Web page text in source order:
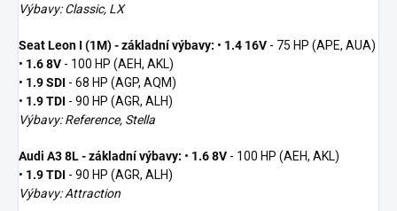
Výbavy: Classic, LX
Seat Leon I (1M) - základní výbavy: • 1.4 16V - 75 HP (APE, AUA)
• 1.6 8V - 100 HP (AEH, AKL)
• 1.9 SDI - 68 HP (AGP, AQM)
• 1.9 TDI - 90 HP (AGR, ALH)
Výbavy: Reference, Stella
Audi A3 8L - základní výbavy: • 1.6 8V - 100 HP (AEH, AKL)
• 1.9 TDI - 90 HP (AGR, ALH)
Výbavy: Attraction